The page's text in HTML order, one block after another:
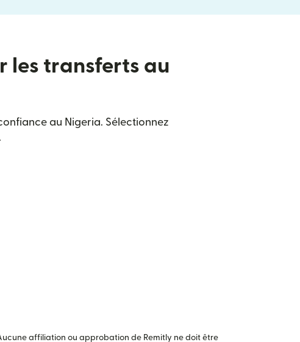
les transferts au
au Nigeria. Sélectionnez
affiliation ou approbation de Remitly ne doit être